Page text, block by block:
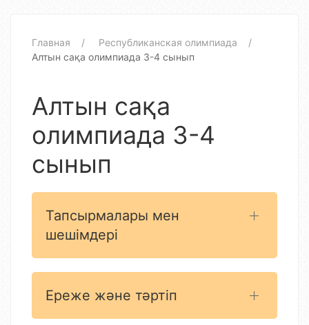
Главная
Республиканская олимпиада
Алтын сақа олимпиада 3-4 сынып
Алтын сақа
олимпиада 3-4
сынып
Тапсырмалары мен
шешімдері
Ереже және тәртіп